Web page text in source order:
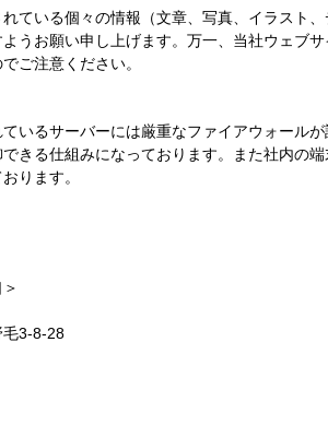
ている個々の情報（文章、写真、イラスト
うお願い申し上げます。万一、当社ウェブ
ご注意ください。
いるサーバーには厳重なファイアウォール
きる仕組みになっております。また社内の
ります。
毛3-8-28